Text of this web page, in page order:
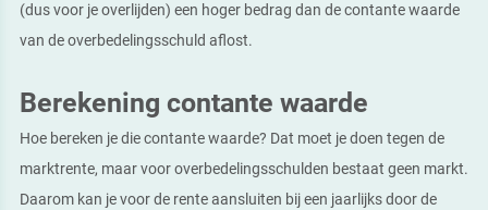
(dus voor je overlijden) een hoger bedrag dan de contante waarde
van de overbedelingsschuld aflost.
Berekening contante waarde
Hoe bereken je die contante waarde? Dat moet je doen tegen de
marktrente, maar voor overbedelingsschulden bestaat geen markt.
Daarom kan je voor de rente aansluiten bij een jaarlijks door de